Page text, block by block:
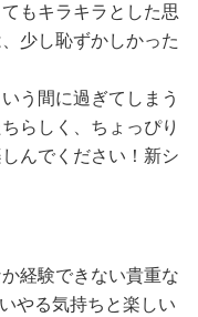
もキラキラとした思
少し恥ずかしかった
う間に過ぎてしまう
らしく、ちょっぴり
んでください！新シ
経験できない貴重な
やる気持ちと楽しい